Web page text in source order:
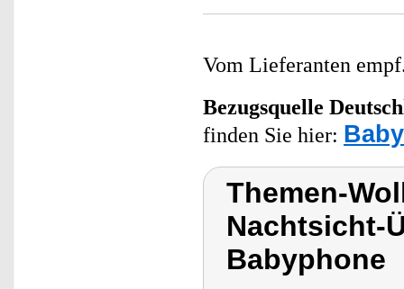
Vom Lieferanten
Bezugsquelle
finden Sie hier:
Themen-
Nachtsicht-
Babyphone